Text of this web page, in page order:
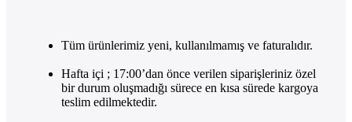
Tüm ürünlerimiz yeni, kullanılmamış ve faturalıdır.
Hafta içi ; 17:00’dan önce verilen siparişleriniz özel
bir durum oluşmadığı sürece en kısa sürede kargoya
teslim edilmektedir.